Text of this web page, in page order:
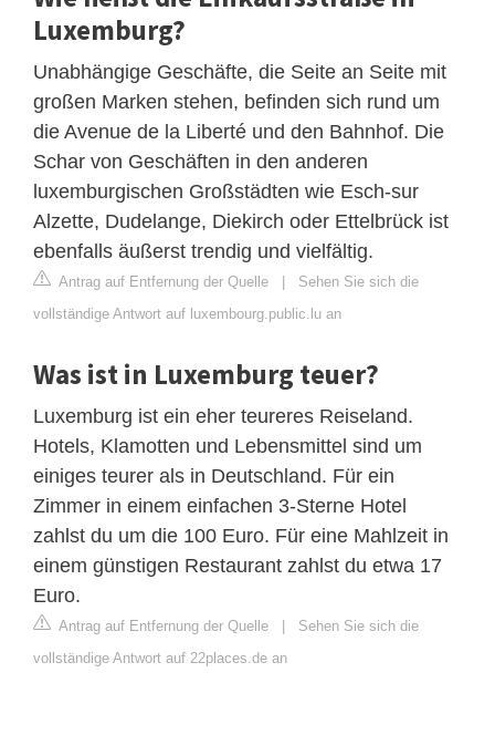
Luxemburg?
Unabhängige Geschäfte, die Seite an Seite mit
großen Marken stehen, befinden sich rund um
die Avenue de la Liberté und den Bahnhof. Die
Schar von Geschäften in den anderen
luxemburgischen Großstädten wie Esch-sur
Alzette, Dudelange, Diekirch oder Ettelbrück ist
ebenfalls äußerst trendig und vielfältig.
Antrag auf Entfernung der Quelle | Sehen Sie sich die
vollständige Antwort auf luxembourg.public.lu an
Was ist in Luxemburg teuer?
Luxemburg ist ein eher teureres Reiseland.
Hotels, Klamotten und Lebensmittel sind um
einiges teurer als in Deutschland. Für ein
Zimmer in einem einfachen 3-Sterne Hotel
zahlst du um die 100 Euro. Für eine Mahlzeit in
einem günstigen Restaurant zahlst du etwa 17
Euro.
Antrag auf Entfernung der Quelle | Sehen Sie sich die
vollständige Antwort auf 22places.de an